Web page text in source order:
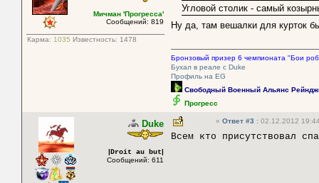
Мичман 'Прогресса'
Сообщений: 819
Карма: 1035 Известность: 1478
Угловой столик - самый
Ну да, там вешалки для курток
Бронзовый призер 6 чемпионата "Бои
Бухал в реале с Duke
Профиль на EG
Свободный Военный Альянс
Прогресс
Duke
Droit au but
Сообщений: 611
« Ответ #3 : 02.12.2012
Всем кто присутствовал